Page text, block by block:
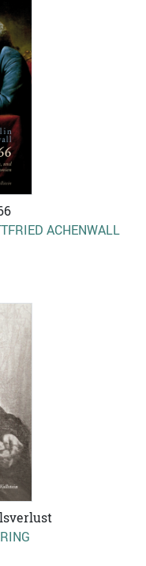
ACHENWALL